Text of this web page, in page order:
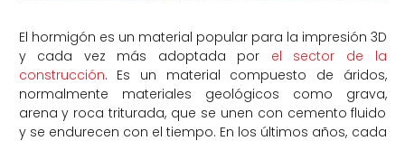
El hormigón es un material popular para la impresión 3D
y cada vez más adoptada por el sector de la
construcción. Es un material compuesto de áridos,
normalmente materiales geológicos como grava,
arena y roca triturada, que se unen con cemento fluido
y se endurecen con el tiempo. En los últimos años, cada